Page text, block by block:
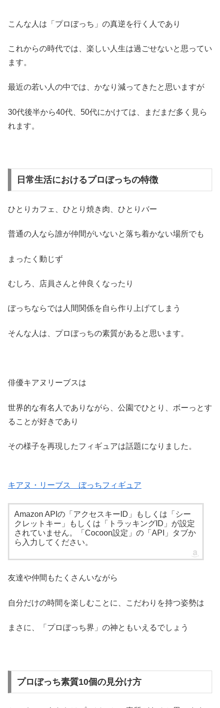
こんな人は「プロぼっち」の真逆を行く人であり
これからの時代では、楽しい人生は過ごせないと思ってい
ます。
最近の若い人の中では、かなり減ってきたと思いますが
30代後半から40代、50代にかけては、まだまだ多く見ら
れます。
日常生活におけるプロぼっちの特徴
ひとりカフェ、ひとり焼き肉、ひとりバー
普通の人なら誰が仲間がいないと落ち着かない場所でも
まったく動じず
むしろ、店員さんと仲良くなったり
ぼっちならでは人間関係を自ら作り上げてしまう
そんな人は、プロぼっちの素質があると思います。
俳優キアヌリーブスは
世界的な有名人でありながら、公園でひとり、ボーっとす
ることが好きであり
その様子を再現したフィギュアは話題になりました。
キアヌ・リーブス ぼっちフィギュア
Amazon APIの「アクセスキーID」もしくは「シー
クレットキー」もしくは「トラッキングID」が設定
されていません。「Cocoon設定」の「API」タブか
ら入力してください。
友達や仲間もたくさんいながら
自分だけの時間を楽しむことに、こだわりを持つ姿勢は
まさに、「プロぼっち界」の神ともいえるでしょう
プロぼっち素質10個の見分け方